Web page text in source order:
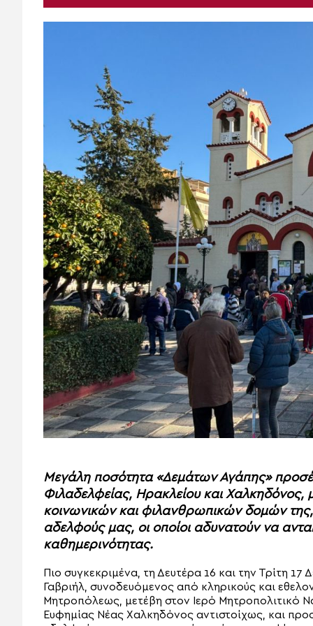
Μεγάλη ποσότητα «Δεμάτων Αγάπης»
Φιλαδελφείας, Ηρακλείου και Χαλκηδόνος,
κοινωνικών και φιλανθρωπικών δομών της,
αδελφούς μας, οι οποίοι αδυνατούν να
καθημερινότητας.
Πιο συγκεκριμένα, τη Δευτέρα 16 και την Τρίτη
Γαβριήλ, συνοδευόμενος από κληρικούς και
Μητροπόλεως, μετέβη στον Ιερό Μητροπολιτικό
Ευφημίας Νέας Χαλκηδόνος αντιστοίχως, και